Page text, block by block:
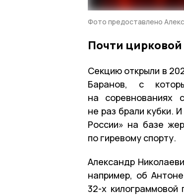
Фото предоставлено
Почти
Секцию открыли в
Баранов, с
на соревнованиях
не раз брали кубки.
России» на базе
по гиревому спорту.
Александр
например, об
32-х килограммовой